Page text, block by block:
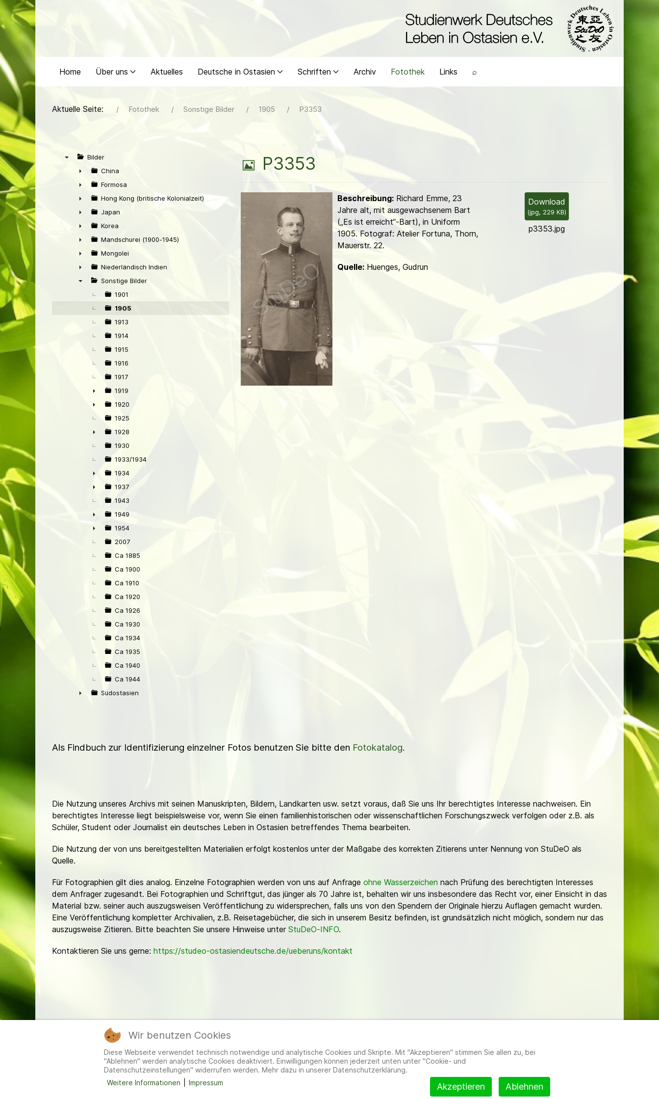
Home Über uns Aktuelles Deutsche in Ostasien Schriften Archiv Fotothek Links ⌕
Aktuelle Seite: Fotothek Sonstige Bilder 1905 P3353
Bilder
►
China
►
Formosa
►
Hong Kong (britische Kolonialzeit)
►
Japan
►
Korea
►
Mandschurei (1900-1945)
►
Mongolei
►
Niederländisch Indien
Sonstige Bilder
1901
1905
1913
1914
1915
1916
1917
►
1919
►
1920
1925
►
1928
1930
1933/1934
►
1934
►
1937
1943
►
1949
►
1954
2007
Ca 1885
Ca 1900
Ca 1910
Ca 1920
Ca 1926
Ca 1930
Ca 1934
Ca 1935
Ca 1940
Ca 1944
Südostasien
B
P3353
Download
(jpg, 229 KB)
p3353.jpg
Beschreibung:Richard Emme, 23
Jahre alt, mit ausgewachsenem Bart
(„Es ist erreicht“-Bart), in Uniform
1905. Fotograf: Atelier Fortuna, Thorn,
Mauerstr. 22.
Quelle:Huenges, Gudrun
Als Findbuch zur Identifizierung einzelner Fotos benutzen Sie bitte den Fotokatalog.
Die Nutzung unseres Archivs mit seinen Manuskripten, Bildern, Landkarten usw. setzt voraus, daß Sie uns Ihr berechtigtes Interesse nachweisen. Ein
berechtigtes Interesse liegt beispielsweise vor, wenn Sie einen familienhistorischen oder wissenschaftlichen Forschungszweck verfolgen oder z.B. als
Schüler, Student oder Journalist ein deutsches Leben in Ostasien betreffendes Thema bearbeiten.
Die Nutzung der von uns bereitgestellten Materialien erfolgt kostenlos unter der Maßgabe des korrekten Zitierens unter Nennung von StuDeO als
Quelle.
Für Fotographien gilt dies analog. Einzelne Fotographien werden von uns auf Anfrage ohne Wasserzeichen nach Prüfung des berechtigten Interesses
dem Anfrager zugesandt. Bei Fotographien und Schriftgut, das jünger als 70 Jahre ist, behalten wir uns insbesondere das Recht vor, einer Einsicht in das
Material bzw. seiner auch auszugsweisen Veröffentlichung zu widersprechen, falls uns von den Spendern der Originale hierzu Auflagen gemacht wurden.
Eine Veröffentlichung kompletter Archivalien, z.B. Reisetagebücher, die sich in unserem Besitz befinden, ist grundsätzlich nicht möglich, sondern nur das
auszugsweise Zitieren. Bitte beachten Sie unsere Hinweise unter StuDeO-INFO.
Kontaktieren Sie uns gerne: https://studeo-ostasiendeutsche.de/ueberuns/kontakt
Mitglieder
Wir benutzen Cookies
Diese Webseite verwendet technisch notwendige und analytische Cookies und Skripte. Mit "Akzeptieren" stimmen Sie allen zu, bei
"Ablehnen" werden analytische Cookies deaktiviert. Einwilligungen können jederzeit unten unter "Cookie- und
Datenschutzeinstellungen" widerrufen werden. Mehr dazu in unserer Datenschutzerklärung.
Akzeptieren Ablehnen
Weitere Informationen Impressum